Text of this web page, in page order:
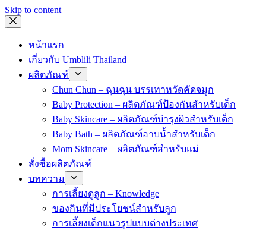
Skip to content
หน้าแรก
เกี่ยวกับ Umblili Thailand
ผลิตภัณฑ์
Chun Chun – ฉุนฉุน บรรเทาหวัดคัดจมูก
Baby Protection – ผลิตภัณฑ์ป้องกันสำหรับเด็ก
Baby Skincare – ผลิตภัณฑ์บำรุงผิวสำหรับเด็ก
Baby Bath – ผลิตภัณฑ์อาบน้ำสำหรับเด็ก
Mom Skincare – ผลิตภัณฑ์สำหรับแม่
สั่งซื้อผลิตภัณฑ์
บทความ
การเลี้ยงดูลูก – Knowledge
ของกินที่มีประโยชน์สำหรับลูก
การเลี้ยงเด็กแนวรูปแบบต่างประเทศ